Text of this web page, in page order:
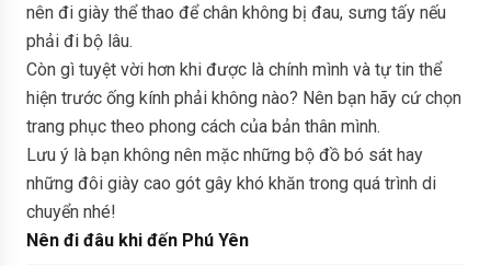
nên đi giày thể thao để chân không bị đau, sưng tấy nếu
phải đi bộ lâu.
Còn gì tuyệt vời hơn khi được là chính mình và tự tin thể
hiện trước ống kính phải không nào? Nên bạn hãy cứ chọn
trang phục theo phong cách của bản thân mình.
Lưu ý là bạn không nên mặc những bộ đồ bó sát hay
những đôi giày cao gót gây khó khăn trong quá trình di
chuyển nhé!
Nên đi đâu khi đến Phú Yên